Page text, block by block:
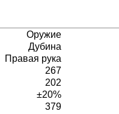
Оружие
Дубина
Правая рука
267
202
±20%
379